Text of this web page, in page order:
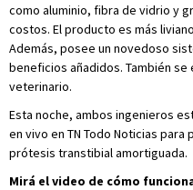
como aluminio, fibra de vidrio y
costos. El producto es más
Además, posee un novedoso
beneficios añadidos. También
veterinario.
Esta noche, ambos ingenieros
en vivo en TN Todo Noticias
prótesis transtibial amortiguada.
Mirá el video de cómo